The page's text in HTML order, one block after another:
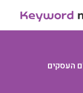
העסקים